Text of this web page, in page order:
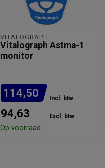
VITALOGRAPH
Vitalograph Astma-1
monitor
114,50 Incl. btw
94,63 Excl. btw
Op voorraad